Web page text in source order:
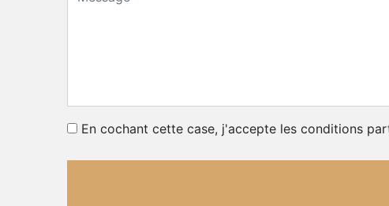
En cochant cette case, j'accepte les conditions